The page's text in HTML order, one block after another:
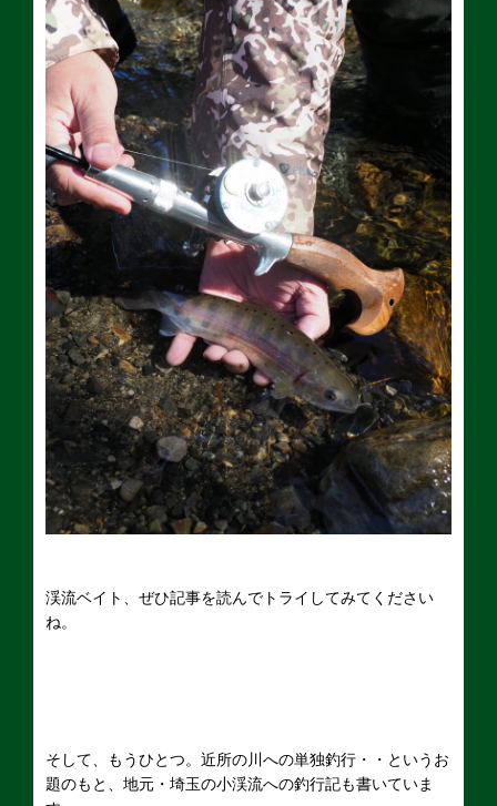
渓流ベイト、ぜひ記事を読んでトライしてみてください
ね。
そして、もうひとつ。近所の川への単独釣行・・というお
題のもと、地元・埼玉の小渓流への釣行記も書いていま